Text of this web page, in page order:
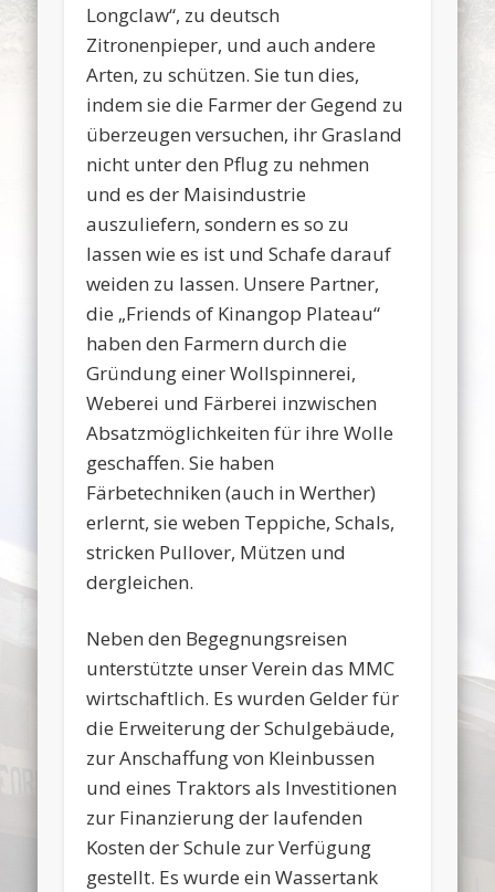
Longclaw“, zu deutsch
Zitronenpieper, und auch andere
Arten, zu schützen. Sie tun dies,
indem sie die Farmer der Gegend zu
überzeugen versuchen, ihr Grasland
nicht unter den Pflug zu nehmen
und es der Maisindustrie
auszuliefern, sondern es so zu
lassen wie es ist und Schafe darauf
weiden zu lassen. Unsere Partner,
die „Friends of Kinangop Plateau“
haben den Farmern durch die
Gründung einer Wollspinnerei,
Weberei und Färberei inzwischen
Absatzmöglichkeiten für ihre Wolle
geschaffen. Sie haben
Färbetechniken (auch in Werther)
erlernt, sie weben Teppiche, Schals,
stricken Pullover, Mützen und
dergleichen.
Neben den Begegnungsreisen
unterstützte unser Verein das MMC
wirtschaftlich. Es wurden Gelder für
die Erweiterung der Schulgebäude,
zur Anschaffung von Kleinbussen
und eines Traktors als Investitionen
zur Finanzierung der laufenden
Kosten der Schule zur Verfügung
gestellt. Es wurde ein Wassertank